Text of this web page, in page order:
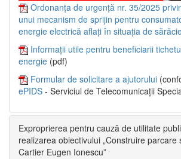
Ordonanța de urgență nr. 35/2025
unui mecanism de sprijin pentru
energie electrică aflați în situația de
Informații utile pentru beneficiarii
energie (pdf)
Formular de solicitare a ajutorului
ePIDS - Serviciul de Telecomunicații
Exproprierea pentru cauză de utilitate
realizarea obiectivului „Construire parcare
Cartier Eugen Ionescu”